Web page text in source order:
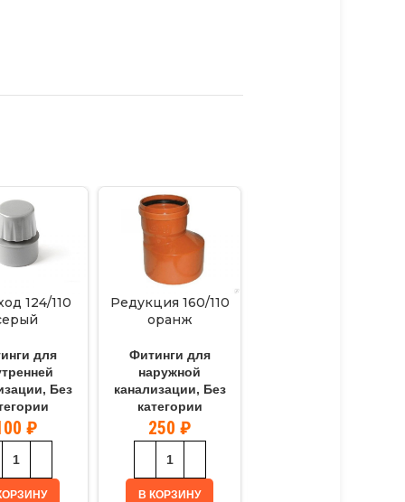
124/110
для
, Без
₽
Редукция 160/110
оранж
Фитинги для
наружной
канализации, Без
категории
250 ₽
В КОРЗИНУ